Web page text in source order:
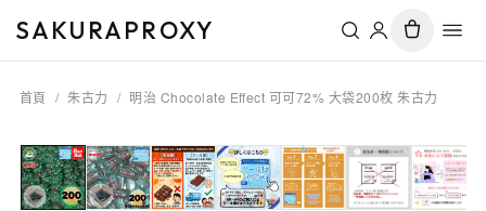
SAKURAPROXY
首頁 / 朱古力 / 明治 Chocolate Effect 可可72% 大袋200枚 朱古力